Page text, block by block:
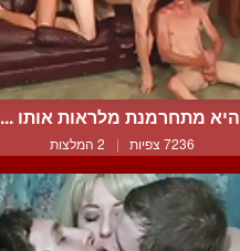
היא מתחרמנת מלראות אותו ...
7236 צפיות | 2 המלצות